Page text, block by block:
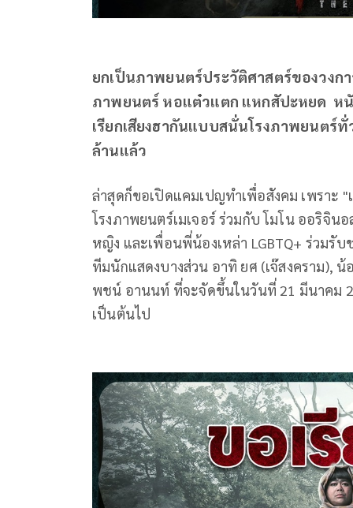
ยกเป็นภาพยนตร์ประวัติศาสตร์ของวง
ภาพยนตร์ หอแต๋วแตก แหกสัปะหยด ห
เรียกเสียงฮากันแบบสนั่นโรงภาพยนตร์
ล้านแล้ว
ล่าสุดก็ขอเปิดแคมเปญทำเพื่อสังคม เพราะ
โรงภาพยนตร์เมเจอร์ ร่วมกับ โมโน ออริจิ
หญิง และเพื่อนพี่น้องเหล่า LGBTQ+ ร่วม
ทีมนักแสดงบางส่วน อาทิ ยศ (เจ๊สงคราม),
พชน์ อานนท์ ที่จะจัดขึ้นในวันที่ 21 มีนาคม
เป็นต้นไป